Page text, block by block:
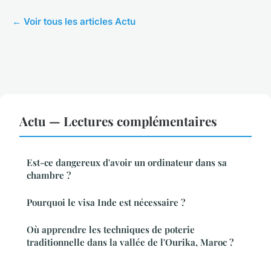
← Voir tous les articles Actu
Actu — Lectures complémentaires
Est-ce dangereux d'avoir un ordinateur dans sa
chambre ?
Pourquoi le visa Inde est nécessaire ?
Où apprendre les techniques de poterie
traditionnelle dans la vallée de l'Ourika, Maroc ?